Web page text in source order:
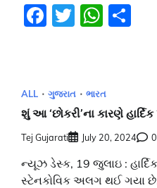
Facebook
Twitter
ALL ગુજરાત ભારત
શું આ ‘છોકરી’ના કારણે
Tej Gujarati July 20, 2024 0
ન્યૂઝ ડેસ્ક, 19 જુલાઇ :
સ્ટેનકોવિક અલગ થઈ ગયા